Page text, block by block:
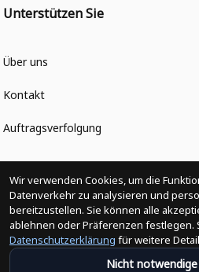
Unterstützen Sie
Über uns
Kontakt
Auftragsverfolgung
Politiken
Änderungen der Bestellung
Versandpolitik
Wir verwenden Cookies, um die
Datenverkehr zu analysieren und
bereitzustellen. Sie können alle
ablehnen oder Präferenzen festlegen.
Datenschutzerklärung für weitere
Nicht